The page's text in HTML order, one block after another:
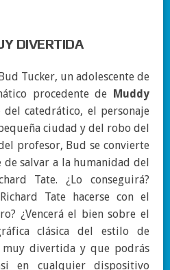
DIVERTIDA
Tucker, un adolescente de
procedente de
Muddy
del catedrático, el personaje
ciudad y del robo del
profesor, Bud se convierte
salvar a la humanidad del
Tate. ¿Lo conseguirá?
Tate hacerse con el
¿Vencerá el bien sobre el
clásica del estilo de
muy divertida y que podrás
en cualquier dispositivo